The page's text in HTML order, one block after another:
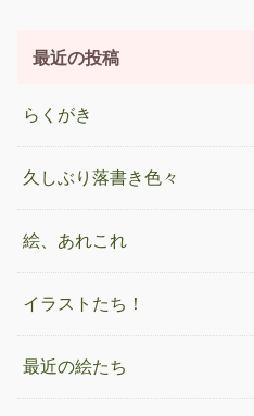
最近の投稿
らくがき
久しぶり落書き色々
絵、あれこれ
イラストたち！
最近の絵たち